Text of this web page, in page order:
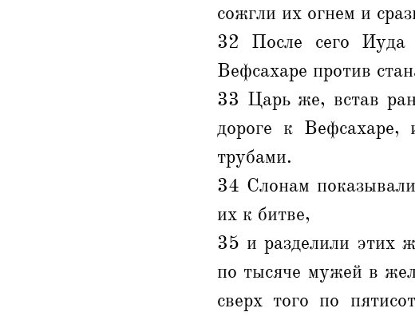
сожгли их огнем и
32 После сего Иуда
Вефсахаре против
33 Царь же, встав
дороге к Вефсахаре,
трубами.
34 Слонам
их к битве,
35 и разделили этих
по тысяче мужей в
сверх того по